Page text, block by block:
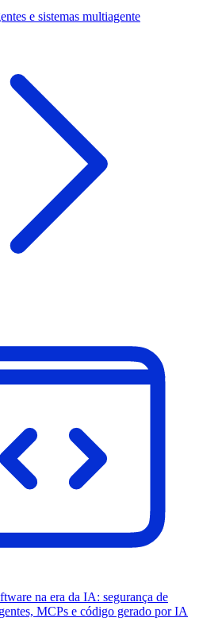
e sistemas multiagente
na era da IA: segurança de
MCPs e código gerado por IA